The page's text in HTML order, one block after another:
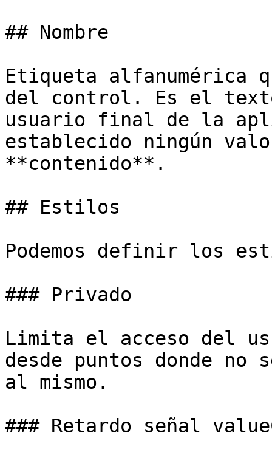
## Nombre
Etiqueta alfanumérica
del control. Es el
usuario final de la
establecido ningún
**contenido**.
## Estilos
Podemos definir los
### Privado
Limita el acceso del
desde puntos donde no
al mismo.
### Retardo señal